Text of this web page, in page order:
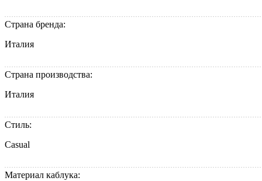
Страна бренда:
Италия
Страна производства:
Италия
Стиль:
Casual
Материал каблука: